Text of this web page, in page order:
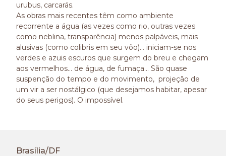
urubus, carcarás.
As obras mais recentes têm como ambiente
recorrente a água (as vezes como rio, outras vezes
como neblina, transparência) menos palpáveis, mais
alusivas (como colibris em seu vôo)… iniciam-se nos
verdes e azuis escuros que surgem do breu e chegam
aos vermelhos… de água, de fumaça… São quase
suspenção do tempo e do movimento, projeção de
um vir a ser nostálgico (que desejamos habitar, apesar
do seus perigos). O impossível.
Brasília/DF